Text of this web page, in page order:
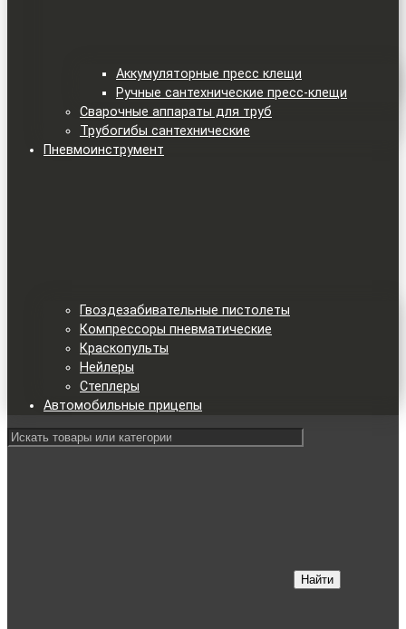
Аккумуляторные пресс клещи
Ручные сантехнические пресс-клещи
Сварочные аппараты для труб
Трубогибы сантехнические
Пневмоинструмент
Гвоздезабивательные пистолеты
Компрессоры пневматические
Краскопульты
Нейлеры
Степлеры
Автомобильные прицепы
Найти